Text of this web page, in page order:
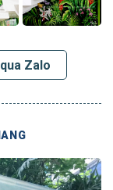
Zalo